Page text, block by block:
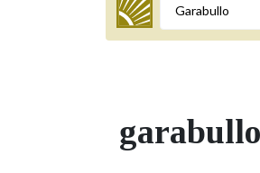
Termo a buscar
BUSCAR NOS
garabullo